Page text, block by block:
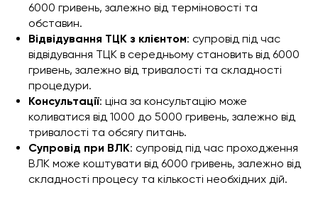
6000 гривень, залежно від терміновості та
обставин.
Відвідування ТЦК з клієнтом: супровід під час
відвідування ТЦК в середньому становить від 6000
гривень, залежно від тривалості та складності
процедури.
Консультації: ціна за консультацію може
коливатися від 1000 до 5000 гривень, залежно від
тривалості та обсягу питань.
Супровід при ВЛК: супровід під час проходження
ВЛК може коштувати від 6000 гривень, залежно від
складності процесу та кількості необхідних дій.